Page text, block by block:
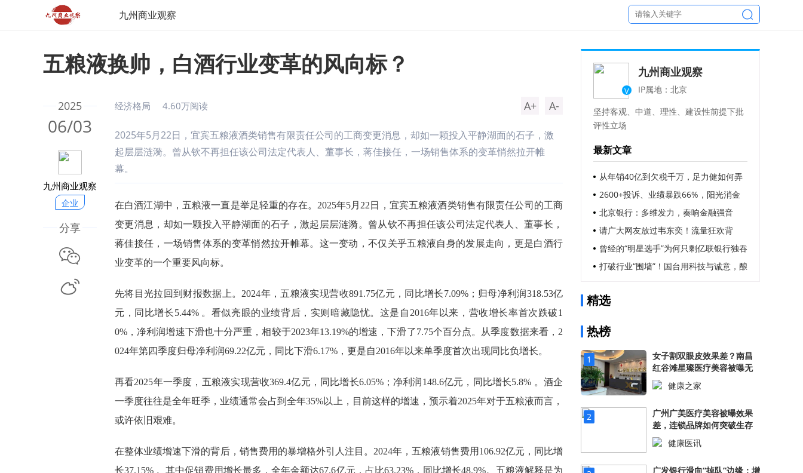
九州商业观察
五粮液换帅，白酒行业变革的风向标？
2025
06/03
九州商业观察
企业
分享
经济格局 4.60万阅读 A+ A-
2025年5月22日，宜宾五粮液酒类销售有限责任公司的工商变更消息，却如一颗投入平静湖面的石子，激
起层层涟漪。曾从钦不再担任该公司法定代表人、董事长，蒋佳接任，一场销售体系的变革悄然拉开帷
幕。
在白酒江湖中，五粮液一直是举足轻重的存在。2025年5月22日，宜宾五粮液酒类销售有限责任公司的工商
变更消息，却如一颗投入平静湖面的石子，激起层层涟漪。曾从钦不再担任该公司法定代表人、董事长，
蒋佳接任，一场销售体系的变革悄然拉开帷幕。这一变动，不仅关乎五粮液自身的发展走向，更是白酒行
业变革的一个重要风向标。
先将目光拉回到财报数据上。2024年，五粮液实现营收891.75亿元，同比增长7.09%；归母净利润318.53亿
元，同比增长5.44% 。看似亮眼的业绩背后，实则暗藏隐忧。这是自2016年以来，营收增长率首次跌破1
0%，净利润增速下滑也十分严重，相较于2023年13.19%的增速，下滑了7.75个百分点。从季度数据来看，2
024年第四季度归母净利润69.22亿元，同比下滑6.17%，更是自2016年以来单季度首次出现同比负增长。
再看2025年一季度，五粮液实现营收369.4亿元，同比增长6.05%；净利润148.6亿元，同比增长5.8% 。酒企
一季度往往是全年旺季，业绩通常会占到全年35%以上，目前这样的增速，预示着2025年对于五粮液而言，
或许依旧艰难。
在整体业绩增速下滑的背后，销售费用的暴增格外引人注目。2024年，五粮液销售费用106.92亿元，同比增
长37.15% 。其中促销费用增长最多，全年金额达67.6亿元，占比63.23%，同比增长48.9%。五粮液解释是为
V
九州商业观察
IP属地：北京
坚持客观、中道、理性、建设性前提下批
评性立场
最新文章
从年销40亿到欠税千万，足力健如何弄
丢了大爷大妈的信任？
2600+投诉、业绩暴跌66%，阳光消金
还有救吗？
北京银行：多维发力，奏响金融强音
请广大网友放过韦东奕！流量狂欢背
后，是对天才的过度消费
曾经的“明星选手”为何只剩亿联银行独吞
苦果？
打破行业“围墙”！国台用科技与诚意，酿
精选
热榜
1
女子割双眼皮效果差？南昌
红谷滩星璨医疗美容被曝无
证行医！
健康之家
2
广州广美医疗美容被曝效果
差，连锁品牌如何突破生存
困境？
健康医讯
广发银行滑向“掉队”边缘：增